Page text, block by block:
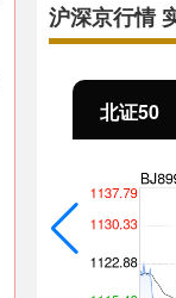
沪深京行情
北证50